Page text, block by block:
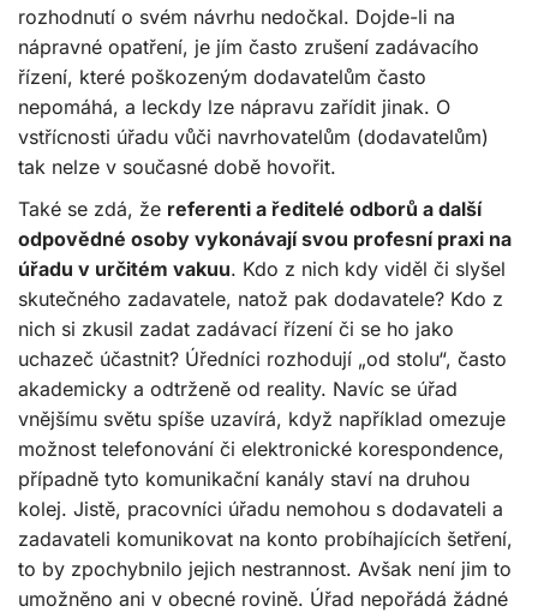
rozhodnutí o svém návrhu nedočkal. Dojde-li na
nápravné opatření, je jím často zrušení zadávacího
řízení, které poškozeným dodavatelům často
nepomáhá, a leckdy lze nápravu zařídit jinak. O
vstřícnosti úřadu vůči navrhovatelům (dodavatelům)
tak nelze v současné době hovořit.
Také se zdá, že referenti a ředitelé odborů a další
odpovědné osoby vykonávají svou profesní praxi na
úřadu v určitém vakuu. Kdo z nich kdy viděl či slyšel
skutečného zadavatele, natož pak dodavatele? Kdo z
nich si zkusil zadat zadávací řízení či se ho jako
uchazeč účastnit? Úředníci rozhodují „od stolu“, často
akademicky a odtrženě od reality. Navíc se úřad
vnějšímu světu spíše uzavírá, když například omezuje
možnost telefonování či elektronické korespondence,
případně tyto komunikační kanály staví na druhou
kolej. Jistě, pracovníci úřadu nemohou s dodavateli a
zadavateli komunikovat na konto probíhajících šetření,
to by zpochybnilo jejich nestrannost. Avšak není jim to
umožněno ani v obecné rovině. Úřad nepořádá žádné